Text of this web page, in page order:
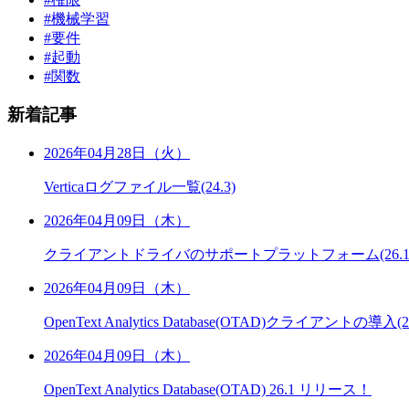
#機械学習
#要件
#起動
#関数
新着記事
2026年04月28日（火）
Verticaログファイル一覧(24.3)
2026年04月09日（木）
クライアントドライバのサポートプラットフォーム
2026年04月09日（木）
OpenText Analytics Database(OTAD)クライアントの導入
2026年04月09日（木）
OpenText Analytics Database(OTAD) 26.1 リリース！